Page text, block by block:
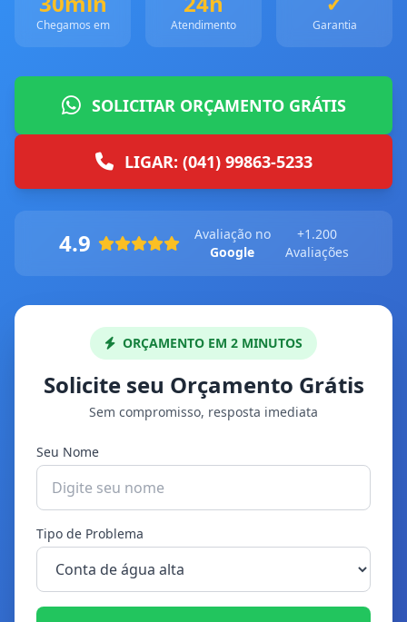
Chegamos em Atendimento Garantia
SOLICITAR ORÇAMENTO GRÁTIS
LIGAR: (041) 99863-5233
4.9
Avaliação no
Google
+1.200
Avaliações
ORÇAMENTO EM 2 MINUTOS
Solicite seu Orçamento Grátis
Sem compromisso, resposta imediata
Seu Nome
Tipo de Problema